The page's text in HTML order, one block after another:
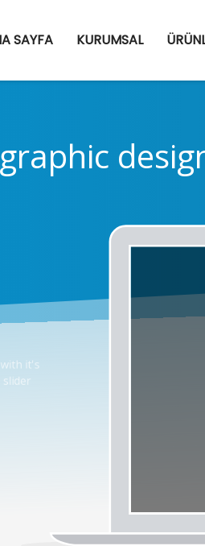
SAYFA KURUMSAL
graphic
with it's
slider